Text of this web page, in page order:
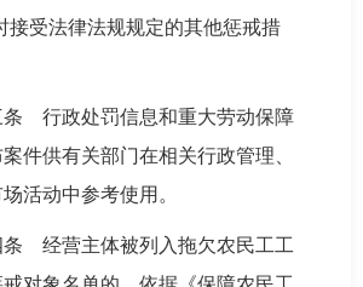
接受法律法规规定的其他惩戒措
条 行政处罚信息和重大劳动保障
件供有关部门在相关行政管理、
活动中参考使用。
条 经营主体被列入拖欠农民工工